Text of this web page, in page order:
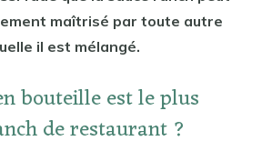
maîtrisé par toute autre
il est mélangé.
bouteille est le plus
de restaurant ?